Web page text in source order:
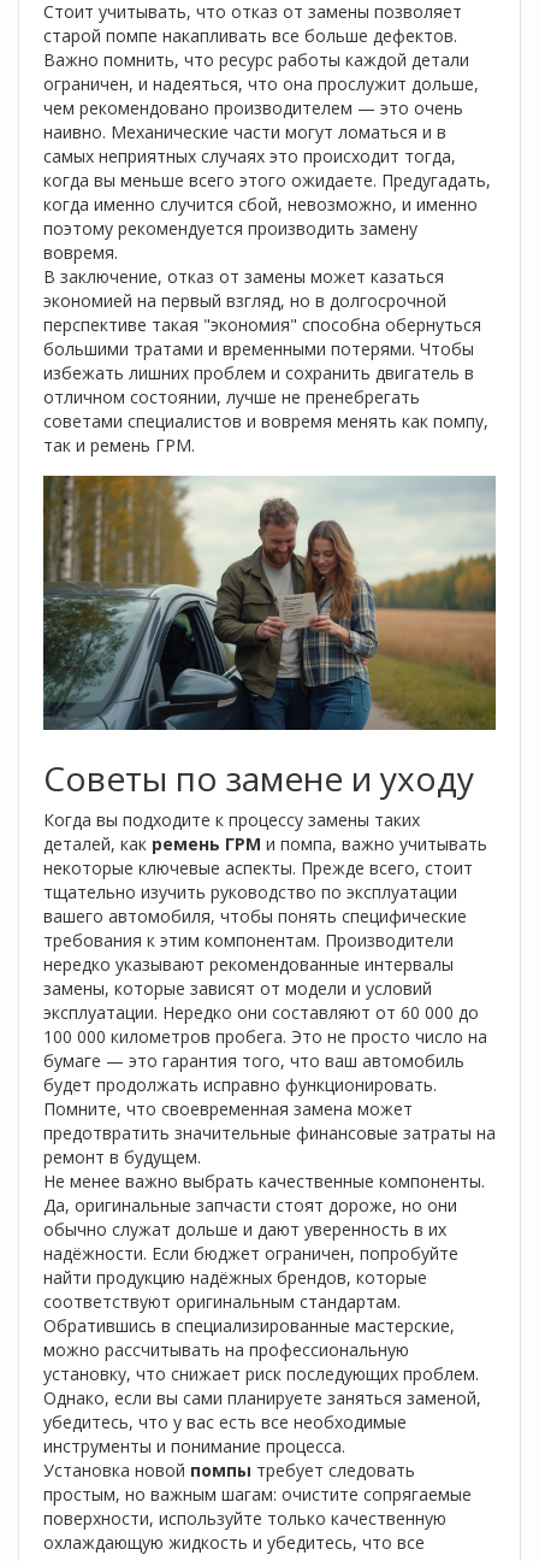
Стоит учитывать, что отказ от замены позволяет
старой помпе накапливать все больше дефектов.
Важно помнить, что ресурс работы каждой детали
ограничен, и надеяться, что она прослужит дольше,
чем рекомендовано производителем — это очень
наивно. Механические части могут ломаться и в
самых неприятных случаях это происходит тогда,
когда вы меньше всего этого ожидаете. Предугадать,
когда именно случится сбой, невозможно, и именно
поэтому рекомендуется производить замену
вовремя.
В заключение, отказ от замены может казаться
экономией на первый взгляд, но в долгосрочной
перспективе такая "экономия" способна обернуться
большими тратами и временными потерями. Чтобы
избежать лишних проблем и сохранить двигатель в
отличном состоянии, лучше не пренебрегать
советами специалистов и вовремя менять как помпу,
так и ремень ГРМ.
Советы по замене и уходу
Когда вы подходите к процессу замены таких
деталей, как ремень ГРМ и помпа, важно учитывать
некоторые ключевые аспекты. Прежде всего, стоит
тщательно изучить руководство по эксплуатации
вашего автомобиля, чтобы понять специфические
требования к этим компонентам. Производители
нередко указывают рекомендованные интервалы
замены, которые зависят от модели и условий
эксплуатации. Нередко они составляют от 60 000 до
100 000 километров пробега. Это не просто число на
бумаге — это гарантия того, что ваш автомобиль
будет продолжать исправно функционировать.
Помните, что своевременная замена может
предотвратить значительные финансовые затраты на
ремонт в будущем.
Не менее важно выбрать качественные компоненты.
Да, оригинальные запчасти стоят дороже, но они
обычно служат дольше и дают уверенность в их
надёжности. Если бюджет ограничен, попробуйте
найти продукцию надёжных брендов, которые
соответствуют оригинальным стандартам.
Обратившись в специализированные мастерские,
можно рассчитывать на профессиональную
установку, что снижает риск последующих проблем.
Однако, если вы сами планируете заняться заменой,
убедитесь, что у вас есть все необходимые
инструменты и понимание процесса.
Установка новой помпы требует следовать
простым, но важным шагам: очистите сопрягаемые
поверхности, используйте только качественную
охлаждающую жидкость и убедитесь, что все